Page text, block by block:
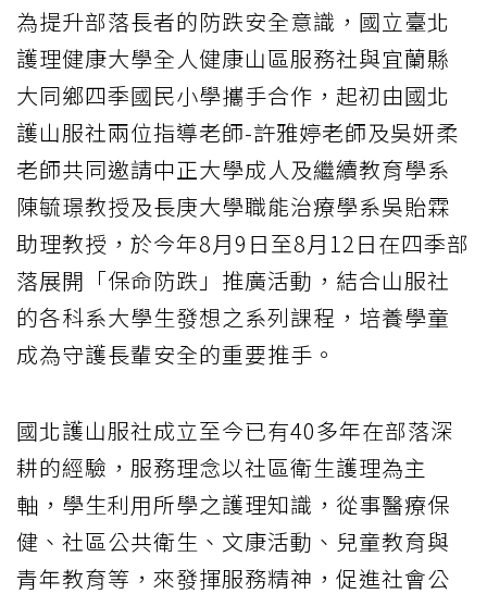
為提升部落長者的防跌安全意識，國立臺北
護理健康大學全人健康山區服務社與宜蘭縣
大同鄉四季國民小學攜手合作，起初由國北
護山服社兩位指導老師-許雅婷老師及吳妍柔
老師共同邀請中正大學成人及繼續教育學系
陳毓璟教授及長庚大學職能治療學系吳貽霖
助理教授，於今年8月9日至8月12日在四季部
落展開「保命防跌」推廣活動，結合山服社
的各科系大學生發想之系列課程，培養學童
成為守護長輩安全的重要推手。
國北護山服社成立至今已有40多年在部落深
耕的經驗，服務理念以社區衛生護理為主
軸，學生利用所學之護理知識，從事醫療保
健、社區公共衛生、文康活動、兒童教育與
青年教育等，來發揮服務精神，促進社會公